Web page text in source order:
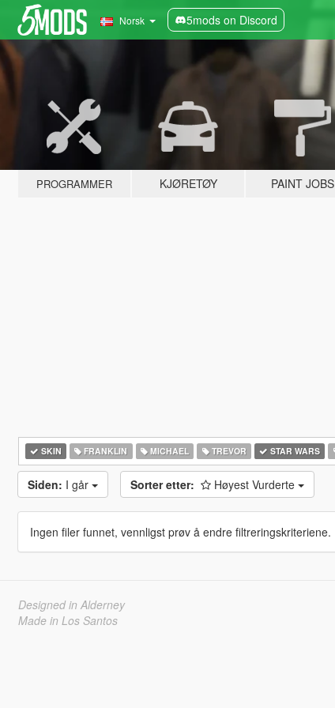
Norsk 5mods on Discord
PROGRAMMER KJØRETØY PAINT JOBS
SKIN FRANKLIN MICHAEL TREVOR STAR WARS
Siden: I går Sorter etter: Høyest Vurderte
Ingen filer funnet, vennligst prøv å endre filtreringskriteriene.
Designed in Alderney
Made in Los Santos